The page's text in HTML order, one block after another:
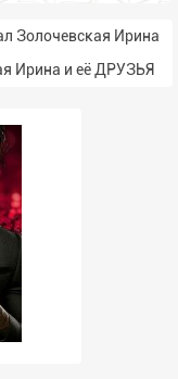
Золочевская Ирина
Ирина и её ДРУЗЬЯ